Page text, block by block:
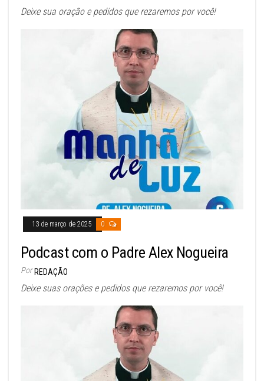
Deixe sua oração e pedidos que rezaremos por você!
13 de março de 2025 0
Podcast com o Padre Alex Nogueira
Por REDAÇÃO
Deixe suas orações e pedidos que rezaremos por você!